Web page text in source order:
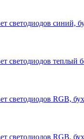
светодиодов синий,
светодиодов теплый
светодиодов RGB,
светодиодов RGB,